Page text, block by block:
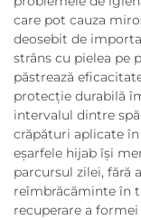
care pot cauza
deosebit de
strâns cu pielea pe
păstrează
protecție durabilă
intervalul dintre
crăpături aplicate
eșarfele hijab își
parcursul zilei, fără
reîmbrăcăminte în
recuperare a